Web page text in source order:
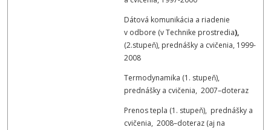
Dátová komunikácia a riadenie
v odbore (v Technike prostredia),
(2.stupeň), prednášky a cvičenia, 1999-
2008
Termodynamika (1. stupeň),
prednášky a cvičenia, 2007–doteraz
Prenos tepla (1. stupeň), prednášky a
cvičenia, 2008–doteraz (aj na